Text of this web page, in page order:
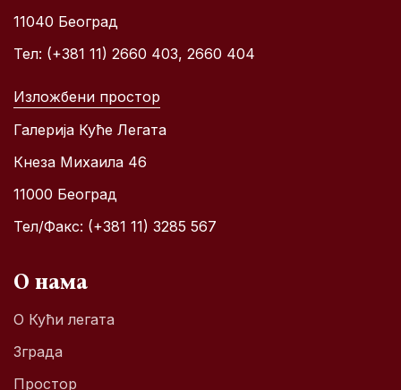
11040 Београд
Тел: (+381 11) 2660 403, 2660 404
Изложбени простор
Галерија Куће Легата
Кнеза Михаила 46
11000 Београд
Тел/Факс: (+381 11) 3285 567
О нама
О Кући легата
Зграда
Простор